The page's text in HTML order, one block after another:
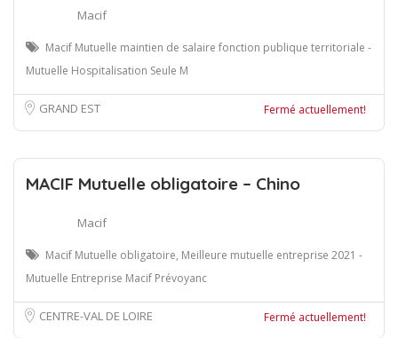
Macif
Macif Mutuelle maintien de salaire fonction publique territoriale -
Mutuelle Hospitalisation Seule M
GRAND EST Fermé actuellement!
MACIF Mutuelle obligatoire – Chino
Macif
Macif Mutuelle obligatoire, Meilleure mutuelle entreprise 2021 -
Mutuelle Entreprise Macif Prévoyanc
CENTRE-VAL DE LOIRE Fermé actuellement!